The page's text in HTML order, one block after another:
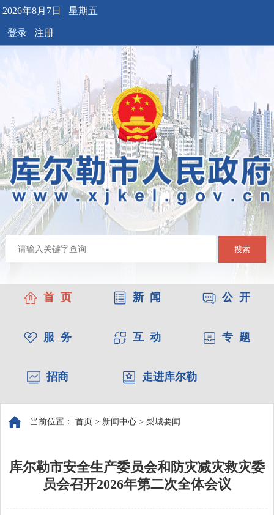
2026年8月7日 星期五
登录 注册
搜索
首 页 新 闻 公 开
服 务 互 动 专 题
招商 走进库尔勒
当前位置： 首页 > 新闻中心 > 梨城要闻
库尔勒市安全生产委员会和防灾减灾救灾委
员会召开2026年第二次全体会议